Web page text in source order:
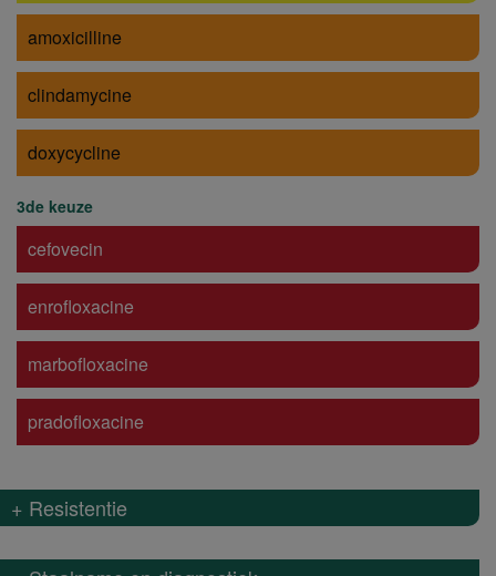
amoxicilline
clindamycine
doxycycline
3de keuze
cefovecin
enrofloxacine
marbofloxacine
pradofloxacine
+ Resistentie